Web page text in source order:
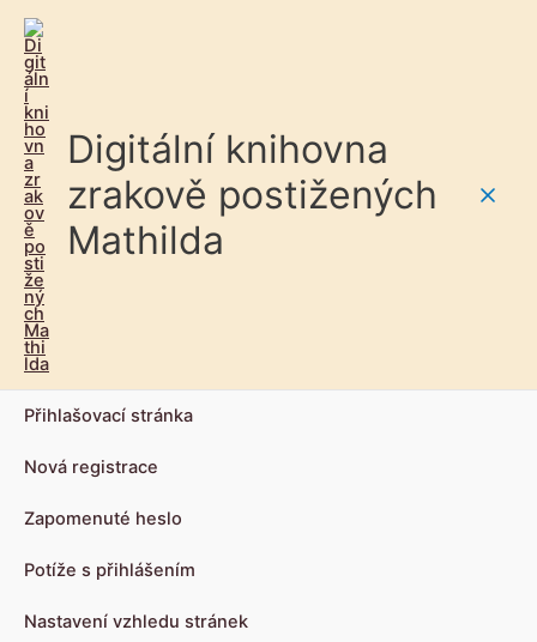
Digitální knihovna
zrakově postižených
Mathilda
Přihlašovací stránka
Nová registrace
Zapomenuté heslo
Potíže s přihlášením
Nastavení vzhledu stránek